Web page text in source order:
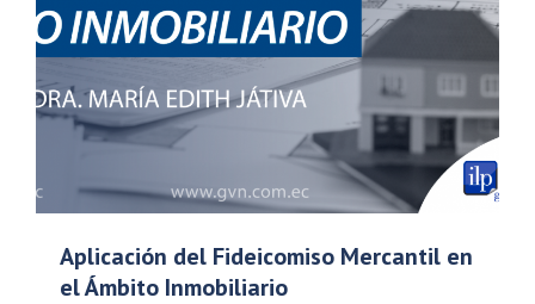
Aplicación del Fideicomiso Mercantil en
el Ámbito Inmobiliario